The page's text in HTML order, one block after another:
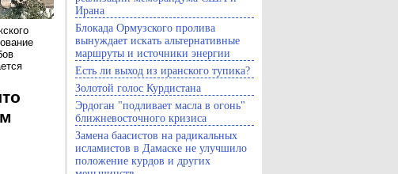
Ирана
Блокада Ормузского пролива
вынуждает искать альтернативные
маршруты и источники энергии
Есть ли выход из иранского тупика?
Золотой голос Курдистана
Эрдоган "подливает масла в огонь"
ближневосточного кризиса
Замена баасистов на радикальных
исламистов в Дамаске не улучшило
положение курдов и других